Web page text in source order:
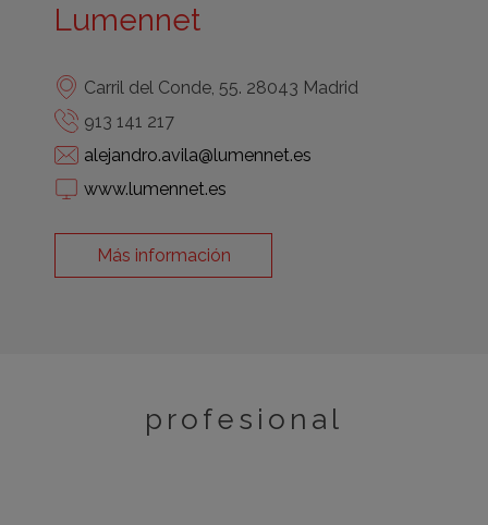
Lumennet
Carril del Conde, 55. 28043 Madrid
913 141 217
alejandro.avila@lumennet.es
www.lumennet.es
Más información
profesional